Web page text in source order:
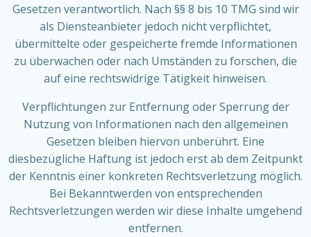
Gesetzen verantwortlich. Nach §§ 8 bis 10 TMG sind wir
als Diensteanbieter jedoch nicht verpflichtet,
übermittelte oder gespeicherte fremde Informationen
zu überwachen oder nach Umständen zu forschen, die
auf eine rechtswidrige Tätigkeit hinweisen.
Verpflichtungen zur Entfernung oder Sperrung der
Nutzung von Informationen nach den allgemeinen
Gesetzen bleiben hiervon unberührt. Eine
diesbezügliche Haftung ist jedoch erst ab dem Zeitpunkt
der Kenntnis einer konkreten Rechtsverletzung möglich.
Bei Bekanntwerden von entsprechenden
Rechtsverletzungen werden wir diese Inhalte umgehend
entfernen.